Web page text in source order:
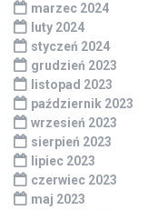
marzec 2024
luty 2024
styczeń 2024
grudzień 2023
listopad 2023
październik 2023
wrzesień 2023
sierpień 2023
lipiec 2023
czerwiec 2023
maj 2023